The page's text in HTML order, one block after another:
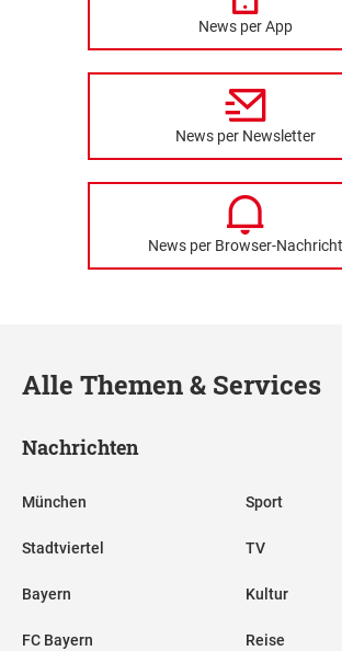
News per App
News per Newsletter
News per Browser-Nachricht
Alle Themen & Services
Nachrichten
München
Stadtviertel
Bayern
FC Bayern
Sport
TV
Kultur
Reise